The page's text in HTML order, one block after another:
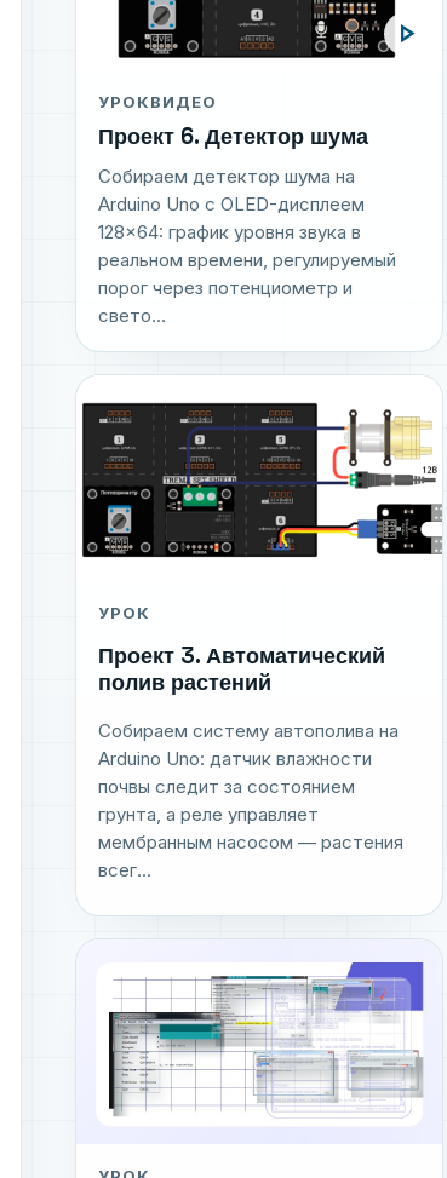
play_arrow
УРОКВИДЕО
Проект 6. Детектор шума
Собираем детектор шума на
Arduino Uno с OLED-дисплеем
128×64: график уровня звука в
реальном времени, регулируемый
порог через потенциометр и
свето...
УРОК
Проект 3. Автоматический
полив растений
Собираем систему автополива на
Arduino Uno: датчик влажности
почвы следит за состоянием
грунта, а реле управляет
мембранным насосом — растения
всег...